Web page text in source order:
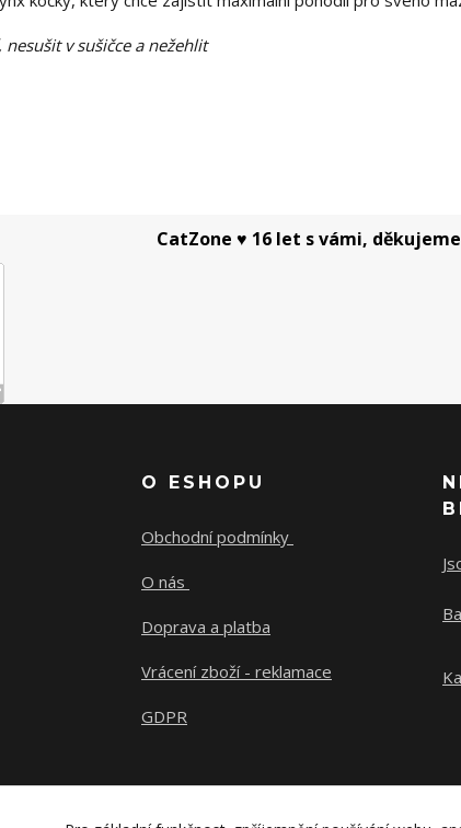
v sušičce a nežehlit
CatZone ♥ 16 let s vámi,
O ESHOPU
Obchodní podmínky
O nás
Doprava a platba
Vrácení zboží - reklamace
GDPR